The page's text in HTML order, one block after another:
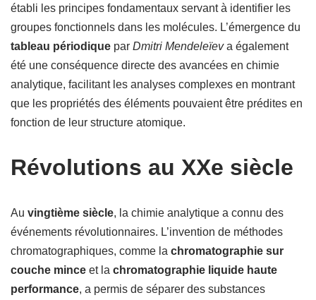
établi les principes fondamentaux servant à identifier les
groupes fonctionnels dans les molécules. L’émergence du
tableau périodique par Dmitri Mendeleïeva également
été une conséquence directe des avancées en chimie
analytique, facilitant les analyses complexes en montrant
que les propriétés des éléments pouvaient être prédites en
fonction de leur structure atomique.
Révolutions au XXe siècle
Au vingtième siècle, la chimie analytique a connu des
événements révolutionnaires. L’invention de méthodes
chromatographiques, comme la chromatographie sur
couche mince et la chromatographie liquide haute
performance, a permis de séparer des substances